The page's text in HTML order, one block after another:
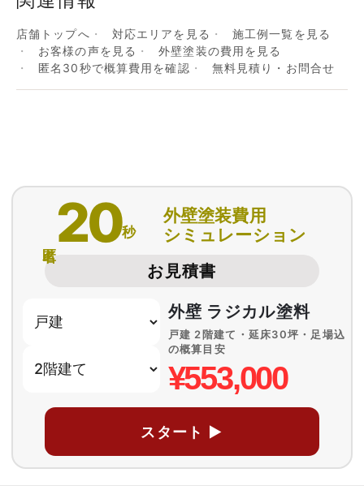
店舗トップへ 対応エリアを見る
施工例一覧を見る
お客様の声を見る
外壁塗装の費用を見る
匿名30秒で概算費用を確認
無料見積り・お問合せ
20秒
外壁塗装費用
シミュレーション
お見積書
外壁 ラジカル塗料
戸建 2階建て・延床30坪・足場込
の概算目安
¥553,000
スタート ▶